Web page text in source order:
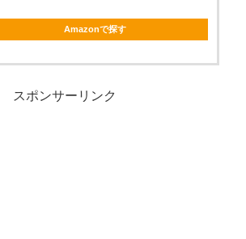
Amazonで探す
スポンサーリンク